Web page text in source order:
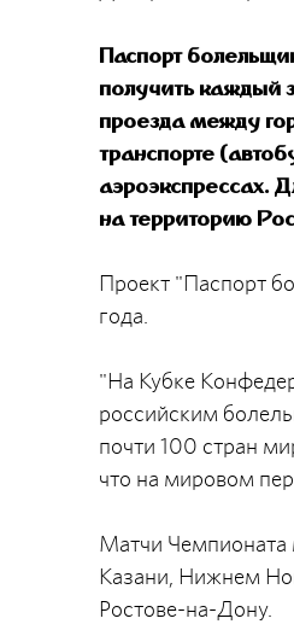
Паспорт
получить каждый
проезда между
транспорте
аэроэкспрессах.
на территорию
Проект "Паспорт
года.
"На Кубке
российским
почти 100 стран
что на мировом
Матчи Чемпионата
Казани, Нижнем
Ростове-на-Дону.